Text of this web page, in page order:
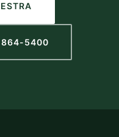
864-5400